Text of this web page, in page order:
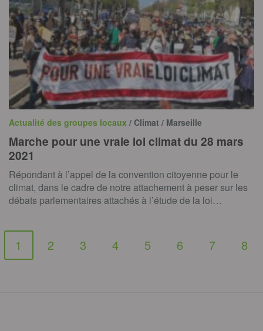
Actualité des groupes locaux / Climat / Marseille
Marche pour une vraie loi climat du 28 mars
2021
Répondant à l’appel de la convention citoyenne pour le
climat, dans le cadre de notre attachement à peser sur les
débats parlementaires attachés à l’étude de la loi…
1 2 3 4 5 6 7 8